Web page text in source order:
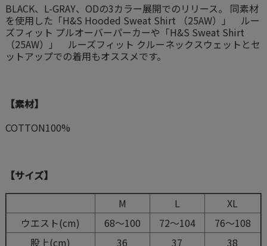
BLACK、L-GRAY、ODの3カラー展開でのリリース。 同素材
を使用した 「H&S Hooded Sweat Shirt （25AW）」 ルー
ズフィット プルオーバーパーカーや 「H&S Sweat Shirt
（25AW）」 ルーズフィット クルーネックスウェット とセ
ットアップでの着用もオススメです。
【素材】
COTTON100%
【サイズ】
M
L
XL
ウエスト(cm)
68〜100 72〜104
76〜108
股上(cm)
36 37 38